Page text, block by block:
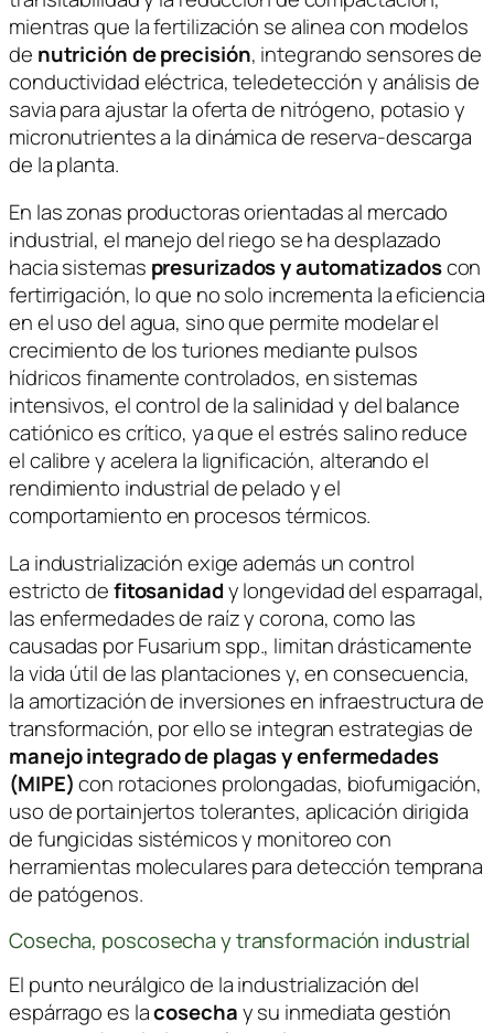
mientras que la fertilización se alinea con modelos
de nutrición de precisión, integrando sensores de
conductividad eléctrica, teledetección y análisis de
savia para ajustar la oferta de nitrógeno, potasio y
micronutrientes a la dinámica de reserva-descarga
de la planta.
En las zonas productoras orientadas al mercado
industrial, el manejo del riego se ha desplazado
hacia sistemas presurizados y automatizadoscon
fertirrigación, lo que no solo incrementa la eficiencia
en el uso del agua, sino que permite modelar el
crecimiento de los turiones mediante pulsos
hídricos finamente controlados, en sistemas
intensivos, el control de la salinidad y del balance
catiónico es crítico, ya que el estrés salino reduce
el calibre y acelera la lignificación, alterando el
rendimiento industrial de pelado y el
comportamiento en procesos térmicos.
La industrialización exige además un control
estricto defitosanidady longevidad del esparragal,
las enfermedades de raíz y corona, como las
causadas porFusarium spp., limitan drásticamente
la vida útil de las plantaciones y, en consecuencia,
la amortización de inversiones en infraestructura de
transformación, por ello se integran estrategias de
manejo integrado de plagas y enfermedades
(MIPE)con rotaciones prolongadas, biofumigación,
uso de portainjertos tolerantes, aplicación dirigida
de fungicidas sistémicos y monitoreo con
herramientas moleculares para detección temprana
de patógenos.
Cosecha, poscosecha y transformación industrial
El punto neurálgico de la industrialización del
espárrago es lacosechay su inmediata gestión